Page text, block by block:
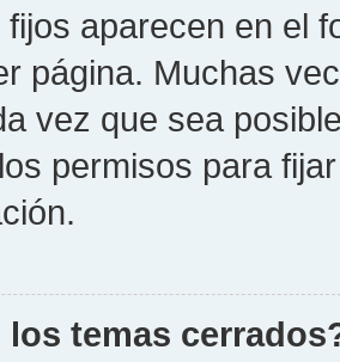
aparecen en el
página. Muchas
vez que sea
permisos para
los temas